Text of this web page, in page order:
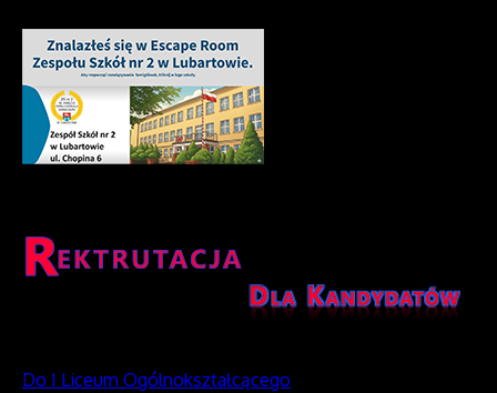
Do I Liceum Ogólnokształcącego